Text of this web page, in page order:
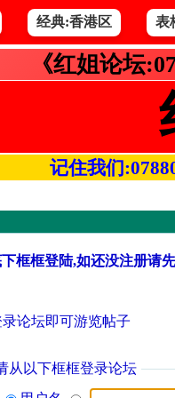
经典:香港区 表
《红姐论坛
记住我们
框框登陆,如还没注册请
论坛即可游览帖子
从以下框框登录论坛